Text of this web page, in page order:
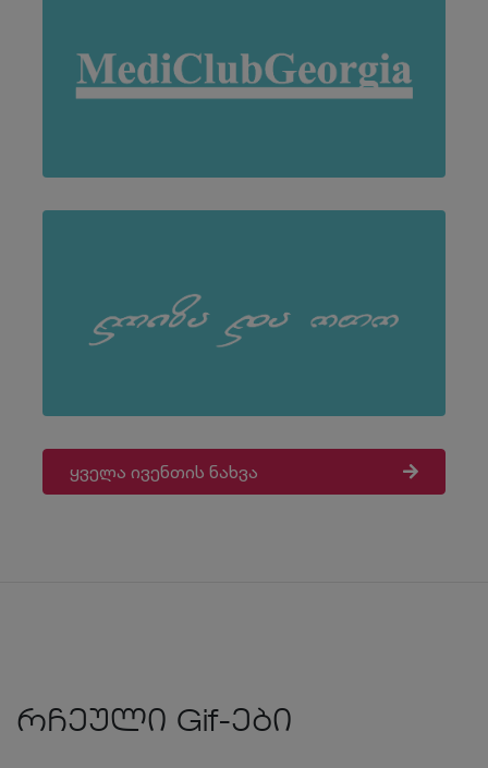
ყველა ივენთის ნახვა
რჩეული Gif-ები